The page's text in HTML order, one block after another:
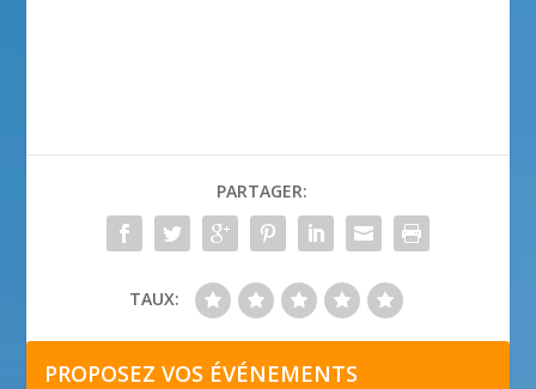
PARTAGER:
TAUX:
PROPOSEZ VOS ÉVÉNEMENTS